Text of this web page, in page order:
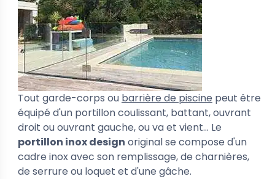
Tout garde-corps ou barrière de piscine peut être
équipé d'un portillon coulissant, battant, ouvrant
droit ou ouvrant gauche, ou va et vient... Le
portillon inox design original se compose d'un
cadre inox avec son remplissage, de charnières,
de serrure ou loquet et d'une gâche.